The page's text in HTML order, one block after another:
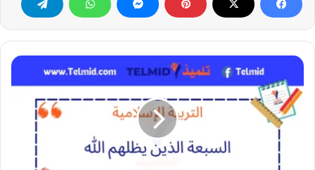
السبعة
الذين
يظلهم
الله